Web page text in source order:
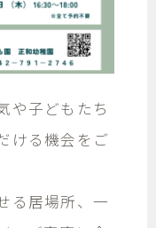
や子どもたち
ける機会をご
る居場所、一